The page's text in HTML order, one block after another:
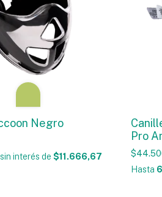
Negro
interés de $11.666,67
Pro
Hasta 6